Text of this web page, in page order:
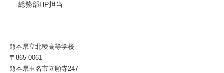
総務部HP担当
熊本県立北稜高等学校
〒865-0061
熊本県玉名市立願寺247